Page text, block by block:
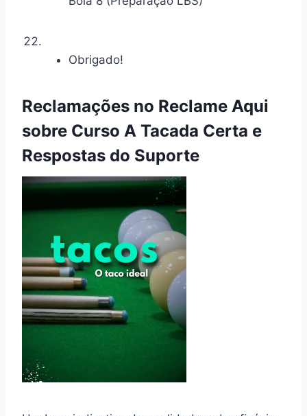
Obrigado!
Reclamações no Reclame Aqui
sobre Curso A Tacada Certa e
Respostas do Suporte